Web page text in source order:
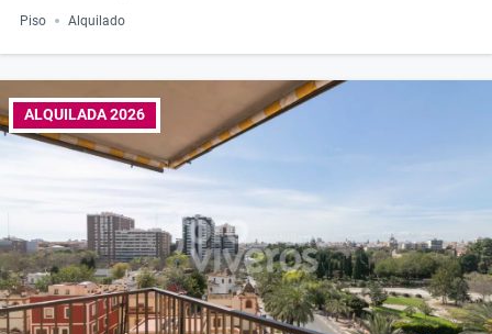
Piso Alquilado
ALQUILADA 2026